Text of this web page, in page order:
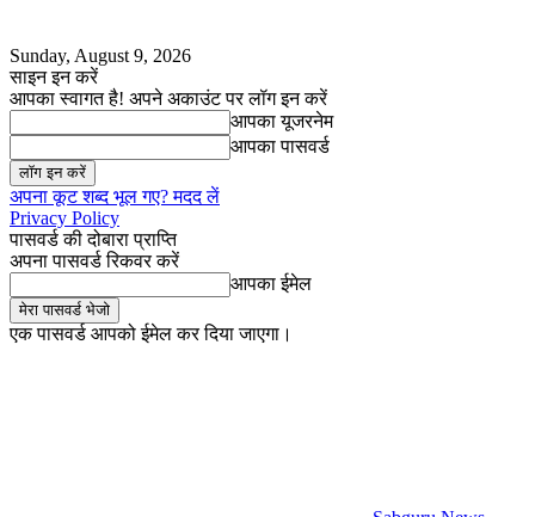
Sunday, August 9, 2026
साइन इन करें
आपका स्वागत है! अपने अकाउंट पर लॉग इन करें
आपका यूजरनेम
आपका पासवर्ड
अपना कूट शब्द भूल गए? मदद लें
Privacy Policy
पासवर्ड की दोबारा प्राप्ति
अपना पासवर्ड रिकवर करें
आपका ईमेल
एक पासवर्ड आपको ईमेल कर दिया जाएगा।